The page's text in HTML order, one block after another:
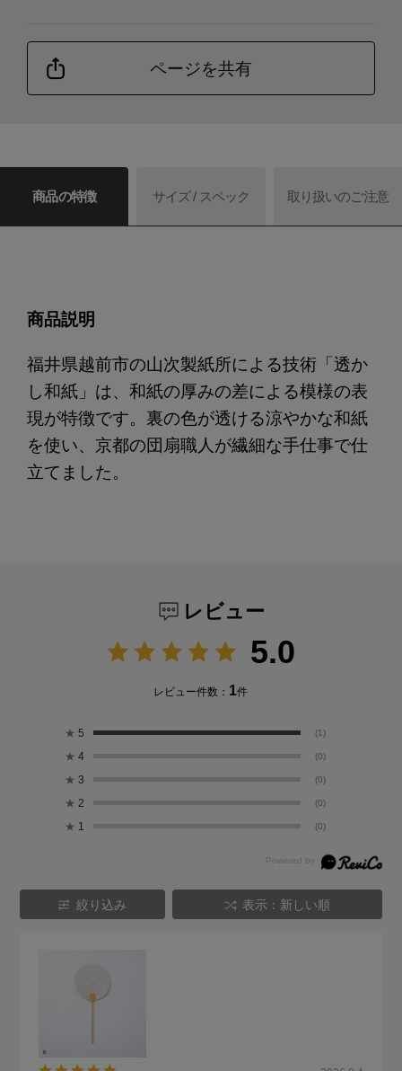
ページを共有
商品の特徴 サイズ / スペック 取り扱いのご注意
商品説明
福井県越前市の山次製紙所による技術「透か
し和紙」は、和紙の厚みの差による模様の表
現が特徴です。裏の色が透ける涼やかな和紙
を使い、京都の団扇職人が繊細な手仕事で仕
立てました。
レビュー
5.0
レビュー件数： 1件
★ 5 (1)
★ 4 (0)
★ 3 (0)
★ 2 (0)
★ 1 (0)
絞り込み 表示：新しい順